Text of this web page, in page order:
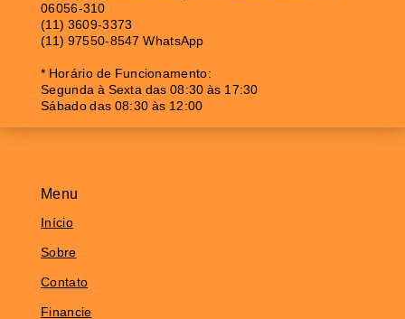
Menu
Início
Sobre
Contato
Financie
06056-310
(11) 3609-3373
(11) 97550-8547 WhatsApp
* Horário de Funcionamento:
Segunda à Sexta das 08:30 às 17:30
Sábado das 08:30 às 12:00